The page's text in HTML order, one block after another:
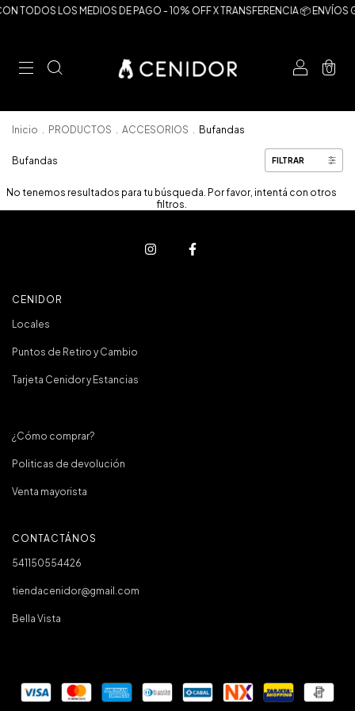
TODOS LOS MEDIOS DE PAGO - 10% OFF X TRANSFERENCIA 📦 ENVÍOS
0
Inicio . PRODUCTOS . ACCESORIOS . Bufandas
Bufandas FILTRAR
No tenemos resultados para tu búsqueda. Por favor, intentá con otros
filtros.
CENIDOR
Locales
Puntos de Retiro y Cambio
Tarjeta Cenidor y Estancias
¿Cómo comprar?
Politicas de devolución
Venta mayorista
CONTACTÁNOS
541150554426
tiendacenidor@gmail.com
Bella Vista